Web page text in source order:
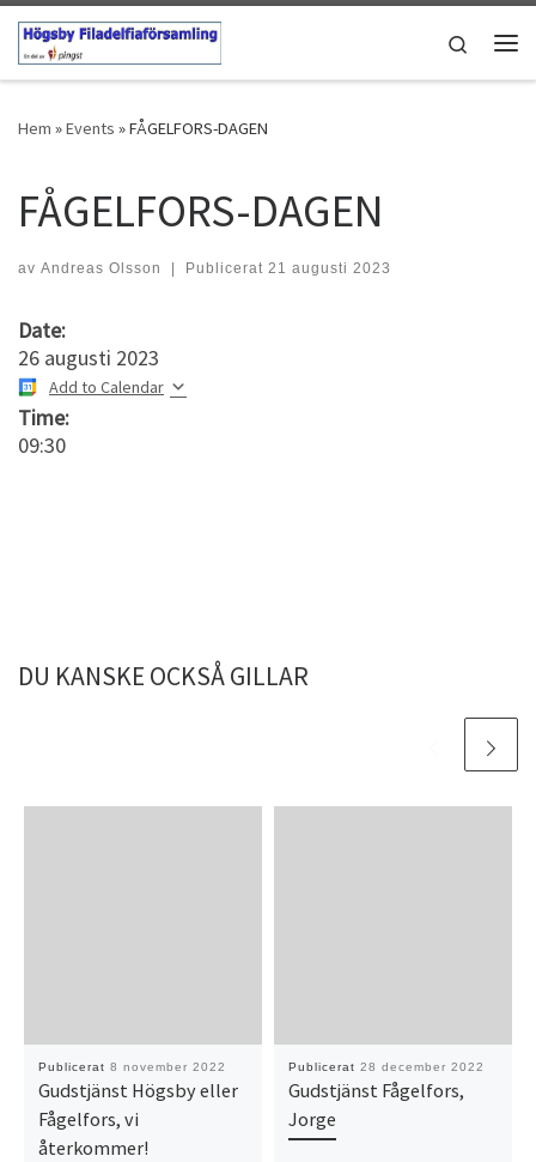
Hoppa till innehåll
Search
Hem »Events »FÅGELFORS-DAGEN
FÅGELFORS-DAGEN
av Andreas Olsson | Publicerat 21 augusti 2023
Date:
26 augusti 2023
Add to Calendar
Time:
09:30
DU KANSKE OCKSÅ GILLAR
Publicerat 8 november 2022
Gudstjänst Högsby eller
Fågelfors, vi
återkommer!
Publicerat 28 december 2022
Gudstjänst Fågelfors,
Jorge